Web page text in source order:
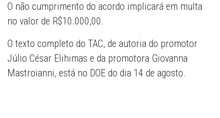
O não cumprimento do acordo implicará em multa
no valor de R$10.000,00.
O texto completo do TAC, de autoria do promotor
Júlio César Elihimas e da promotora Giovanna
Mastroianni, está no DOE do dia 14 de agosto.